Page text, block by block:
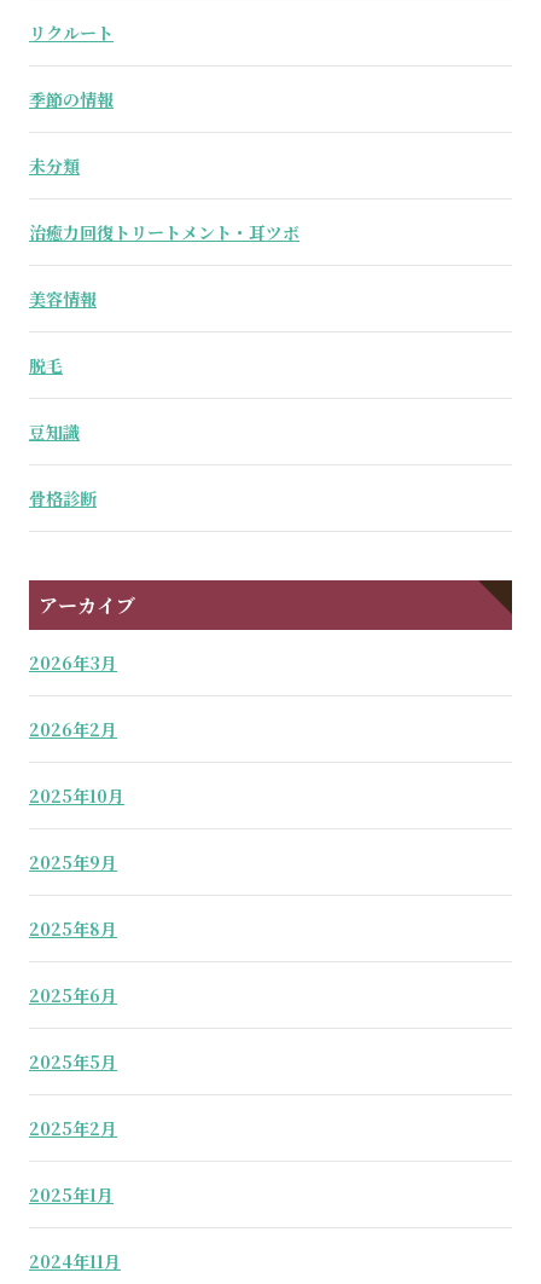
リクルート
季節の情報
未分類
治癒力回復トリートメント・耳ツボ
美容情報
脱毛
豆知識
骨格診断
アーカイブ
2026年3月
2026年2月
2025年10月
2025年9月
2025年8月
2025年6月
2025年5月
2025年2月
2025年1月
2024年11月